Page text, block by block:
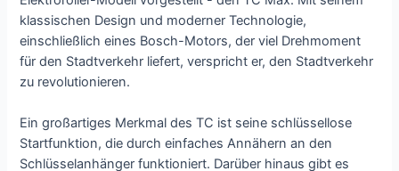
klassischen Design und moderner Technologie,
einschließlich eines Bosch-Motors, der viel Drehmoment
für den Stadtverkehr liefert, verspricht er, den Stadtverkehr
zu revolutionieren.
Ein großartiges Merkmal des TC ist seine schlüssellose
Startfunktion, die durch einfaches Annähern an den
Schlüsselanhänger funktioniert. Darüber hinaus gibt es